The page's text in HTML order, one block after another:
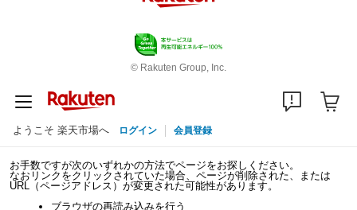
© Rakuten Group, Inc.
ようこそ 楽天市場へ ログイン 会員登録
お手数ですが次のいずれかの方法でページをお探しください。
なおリンクをクリックされていた場合、ページが削除された、または
URL（ページアドレス）が変更された可能性があります。
ブラウザの再読み込みを行う